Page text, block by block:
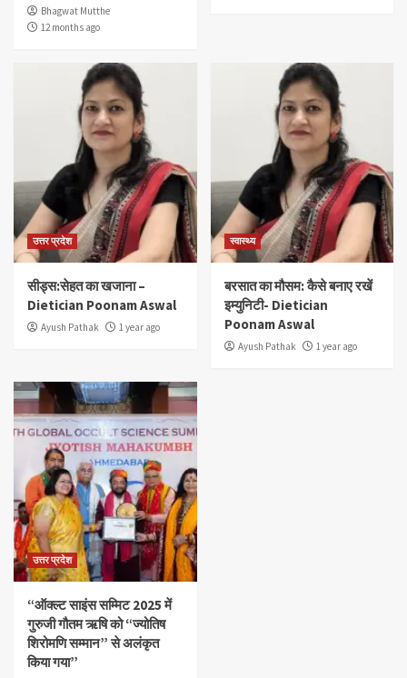
Bhagwat Mutthe
12 months ago
उत्तर प्रदेश
सीड्स:सेहत का खजाना –
Dietician Poonam Aswal
Ayush Pathak 1 year ago
स्वास्थ्य
बरसात का मौसम: कैसे बनाए रखें
इम्युनिटी- Dietician
Poonam Aswal
Ayush Pathak 1 year ago
उत्तर प्रदेश
“ऑक्ल्ट साइंस सम्मिट 2025 में
गुरुजी गौतम ऋषि को “ज्योतिष
शिरोमणि सम्मान” से अलंकृत
किया गया”